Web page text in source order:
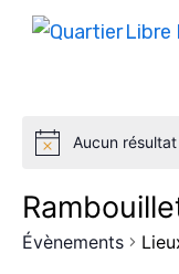
Aucun
Évènements